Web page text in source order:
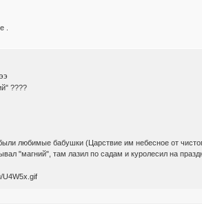
.
????
любимые бабушки (Царствие им небесное от
"магний", там лазил по садам и куролесил на